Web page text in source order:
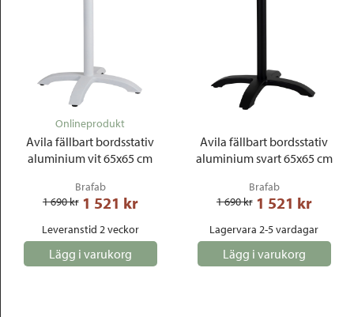
Avila fällbart bordsstativ
aluminium vit 65x65 cm
Onlineprodukt
Brafab
1 690 kr 1 521 kr
Leveranstid 2 veckor
Lägg i varukorg
Avila fällbart bordsstativ
aluminium svart 65x65 cm
Brafab
1 690 kr 1 521 kr
Lagervara 2-5 vardagar
Lägg i varukorg